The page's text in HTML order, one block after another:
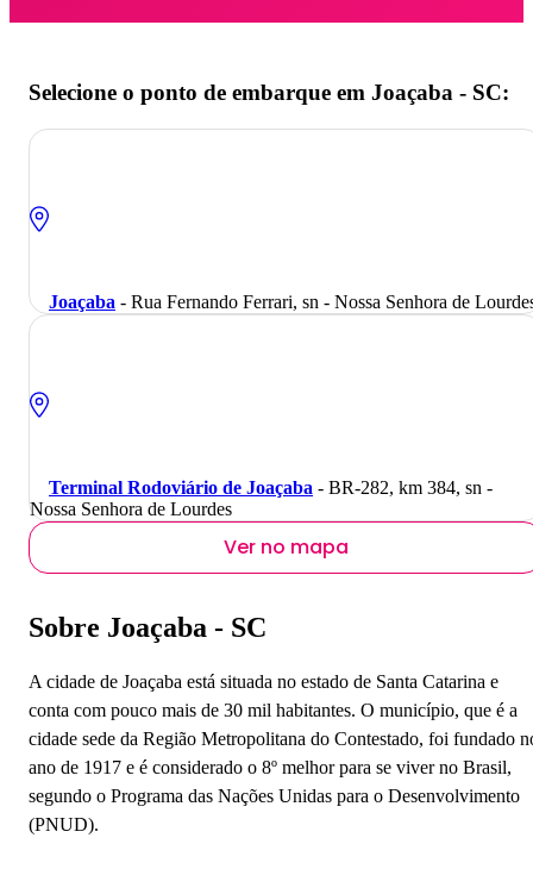
Selecione o ponto de embarque em Joaçaba - SC:
Joaçaba - Rua Fernando Ferrari, sn - Nossa Senhora de
Terminal Rodoviário de Joaçaba - BR-282, km 384, sn -
Nossa Senhora de Lourdes
Ver no mapa
Sobre Joaçaba - SC
A cidade de Joaçaba está situada no estado de Santa Catarina e
conta com pouco mais de 30 mil habitantes. O município, que é a
cidade sede da Região Metropolitana do Contestado, foi fundado
ano de 1917 e é considerado o 8º melhor para se viver no Brasil,
segundo o Programa das Nações Unidas para o Desenvolvimento
(PNUD).